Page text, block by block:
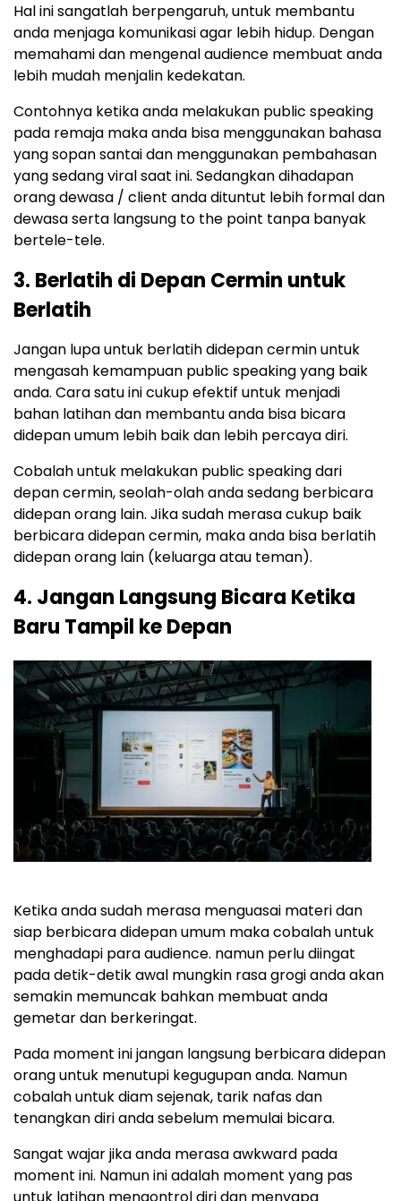
Hal ini sangatlah berpengaruh, untuk membantu
anda menjaga komunikasi agar lebih hidup. Dengan
memahami dan mengenal audience membuat anda
lebih mudah menjalin kedekatan.
Contohnya ketika anda melakukan public speaking
pada remaja maka anda bisa menggunakan bahasa
yang sopan santai dan menggunakan pembahasan
yang sedang viral saat ini. Sedangkan dihadapan
orang dewasa / client anda dituntut lebih formal dan
dewasa serta langsung to the point tanpa banyak
bertele-tele.
3. Berlatih di Depan Cermin untuk
Berlatih
Jangan lupa untuk berlatih didepan cermin untuk
mengasah kemampuan public speaking yang baik
anda. Cara satu ini cukup efektif untuk menjadi
bahan latihan dan membantu anda bisa bicara
didepan umum lebih baik dan lebih percaya diri.
Cobalah untuk melakukan public speaking dari
depan cermin, seolah-olah anda sedang berbicara
didepan orang lain. Jika sudah merasa cukup baik
berbicara didepan cermin, maka anda bisa berlatih
didepan orang lain (keluarga atau teman).
4. Jangan Langsung Bicara Ketika
Baru Tampil ke Depan
Ketika anda sudah merasa menguasai materi dan
siap berbicara didepan umum maka cobalah untuk
menghadapi para audience. namun perlu diingat
pada detik-detik awal mungkin rasa grogi anda akan
semakin memuncak bahkan membuat anda
gemetar dan berkeringat.
Pada moment ini jangan langsung berbicara didepan
orang untuk menutupi kegugupan anda. Namun
cobalah untuk diam sejenak, tarik nafas dan
tenangkan diri anda sebelum memulai bicara.
Sangat wajar jika anda merasa awkward pada
moment ini. Namun ini adalah moment yang pas